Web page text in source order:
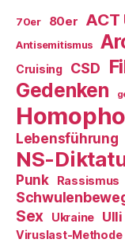
70er 80er ACT
Antisemitismus
Cruising CSD
Gedenken
Lebensführung
NS-
Punk
Rassismus
Sex Ukraine Ulli
Viruslast-Methode